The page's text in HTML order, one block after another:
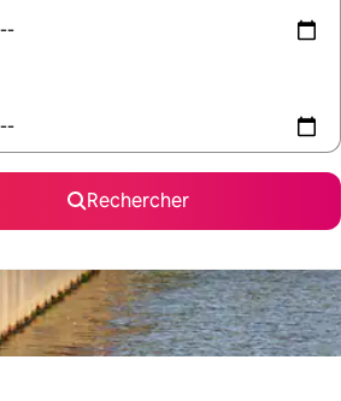
Rechercher